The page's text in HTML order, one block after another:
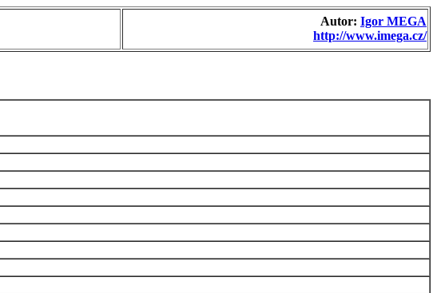
Autor: Igor MEGA
http://www.imega.cz/